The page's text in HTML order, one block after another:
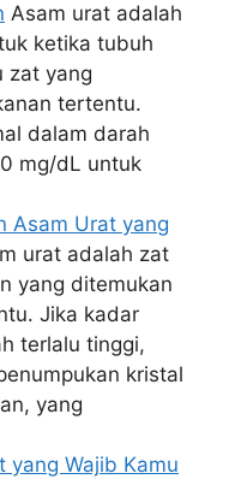
Asam urat adalah
ketika tubuh
zat yang
tertentu.
dalam darah
mg/dL untuk
Asam Urat yang
urat adalah zat
yang ditemukan
Jika kadar
terlalu tinggi,
kristal
yang
yang Wajib Kamu